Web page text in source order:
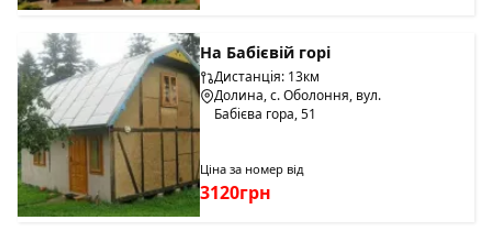
На Бабієвій горі
Дистанція: 13км
Долина, с. Оболоння, вул.
Бабієва гора, 51
Ціна за номер від
3120грн